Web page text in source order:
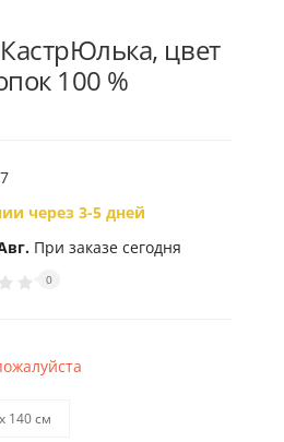
цвет
100 %
через 3-5 дней
При заказе сегодня
0
140 см